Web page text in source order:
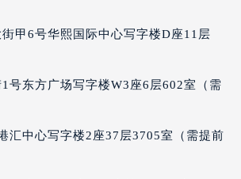
）
）
甲6号华熙国际中心写字楼D座11层
号东方广场写字楼W3座6层602室（需
汇中心写字楼2座37层3705室（需提前